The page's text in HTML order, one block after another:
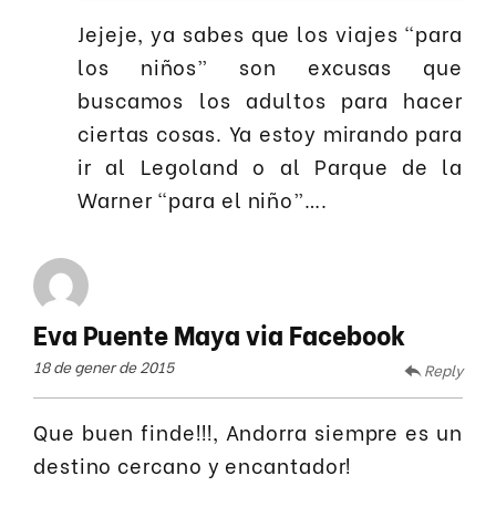
Jejeje, ya sabes que los viajes “para
los niños” son excusas que
buscamos los adultos para hacer
ciertas cosas. Ya estoy mirando para
ir al Legoland o al Parque de la
Warner “para el niño”….
Eva Puente Maya via Facebook
18 de gener de 2015 Reply
Que buen finde!!!, Andorra siempre es un
destino cercano y encantador!